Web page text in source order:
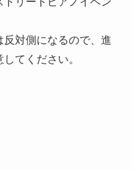
対側になるので、進
てください。